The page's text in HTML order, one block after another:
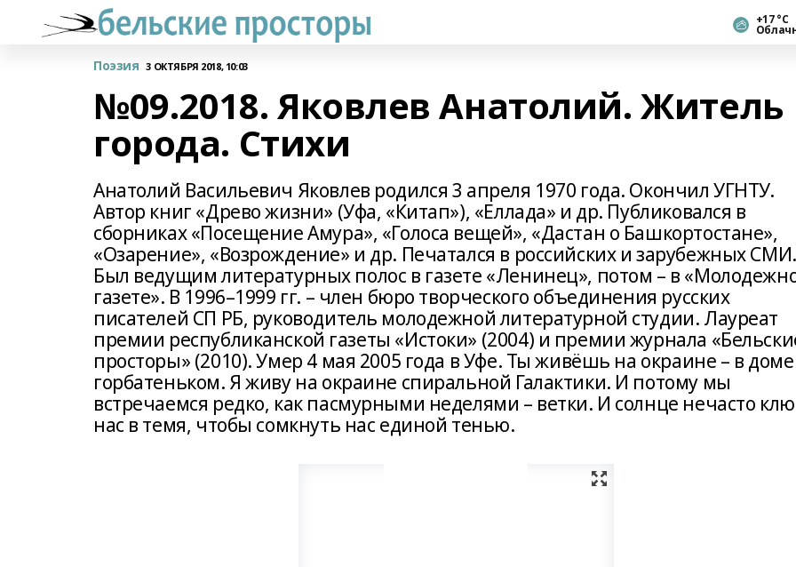
+17 °С
Поэзия 3 ОКТЯБРЯ 2018, 10:03
№09.2018. Яковлев Анатолий. Житель
города. Стихи
Анатолий Васильевич Яковлев родился 3 апреля 1970 года. Окончил УГНТУ.
Автор книг «Древо жизни» (Уфа, «Китап»), «Еллада» и др. Публиковался в
сборниках «Посещение Амура», «Голоса вещей», «Дастан о Башкортостане»,
«Озарение», «Возрождение» и др. Печатался в российских и зарубежных СМИ.
Был ведущим литературных полос в газете «Ленинец», потом – в
газете». В 1996–1999 гг. – член бюро творческого объединения русских
писателей СП РБ, руководитель молодежной литературной студии. Лауреат
премии республиканской газеты «Истоки» (2004) и премии журнала
просторы» (2010). Умер 4 мая 2005 года в Уфе. Ты живёшь на окраине – в доме
горбатеньком. Я живу на окраине спиральной Галактики. И потому мы
встречаемся редко, как пасмурными неделями – ветки. И солнце нечасто
нас в темя, чтобы сомкнуть нас единой тенью.